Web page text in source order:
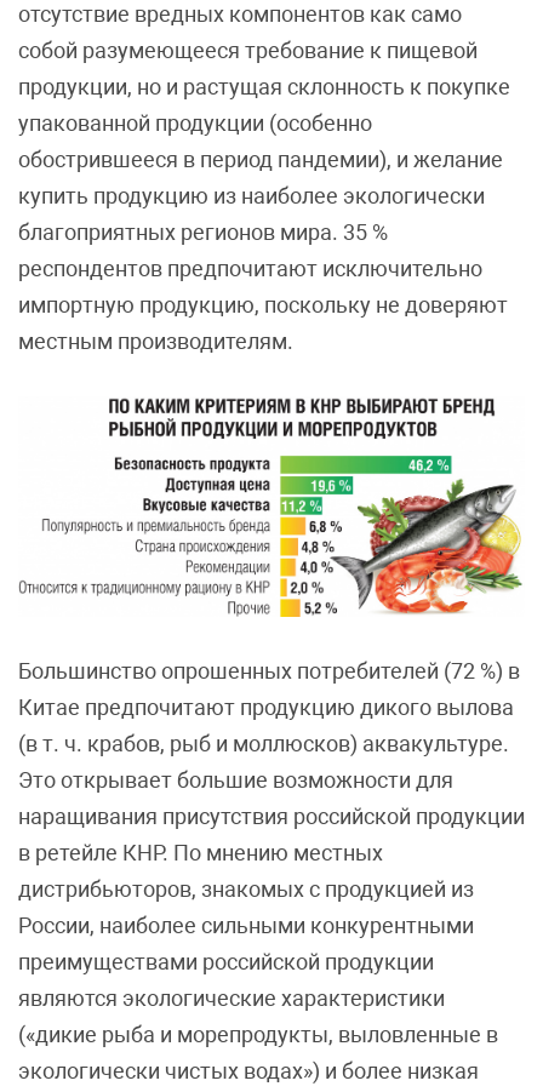
отсутствие вредных компонентов как само
собой разумеющееся требование к пищевой
продукции, но и растущая склонность к покупке
упакованной продукции (особенно
обострившееся в период пандемии), и желание
купить продукцию из наиболее экологически
благоприятных регионов мира. 35 %
респондентов предпочитают исключительно
импортную продукцию, поскольку не доверяют
местным производителям.
Большинство опрошенных потребителей (72 %) в
Китае предпочитают продукцию дикого вылова
(в т. ч. крабов, рыб и моллюсков) аквакультуре.
Это открывает большие возможности для
наращивания присутствия российской продукции
в ретейле КНР. По мнению местных
дистрибьюторов, знакомых с продукцией из
России, наиболее сильными конкурентными
преимуществами российской продукции
являются экологические характеристики
(«дикие рыба и морепродукты, выловленные в
экологически чистых водах») и более низкая